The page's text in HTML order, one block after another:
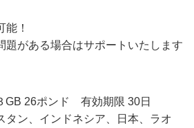
！
題がある場合はサポートいたします
GB 26ポンド 有効期限 30日
タン、インドネシア、日本、ラオ